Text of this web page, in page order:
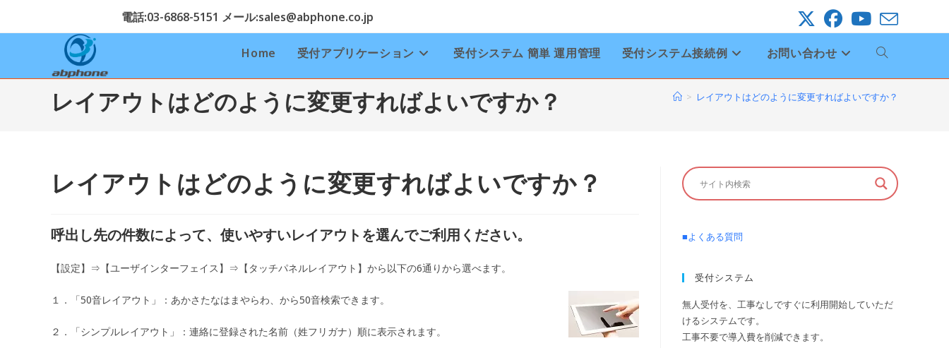
ツ
電話:03-6868-5151 メール:sales@abphone.co.jp
Home 受付アプリケーション 受付システム 簡単 運用管理 受付システム接続例 お問い合わせ ウ
ェ
サ
レイアウトはどのように変更すればよいですか？ > レイアウトはどのように変更すればよいですか？
レイアウトはどのように変更すればよいですか？
呼出し先の件数によって、使いやすいレイアウトを選んでご利用ください。
【設定】⇒【ユーザインターフェイス】⇒【タッチパネルレイアウト】から以下の6通りから選べます。
１．「50音レイアウト」：あかさたなはまやらわ、から50音検索できます。
２．「シンプルレイアウト」：連絡に登録された名前（姓フリガナ）順に表示されます。
■よくある質問
受付システム
無人受付を、工事なしですぐに利用開始していただ
けるシステムです。
工事不要で導入費を削減できます。